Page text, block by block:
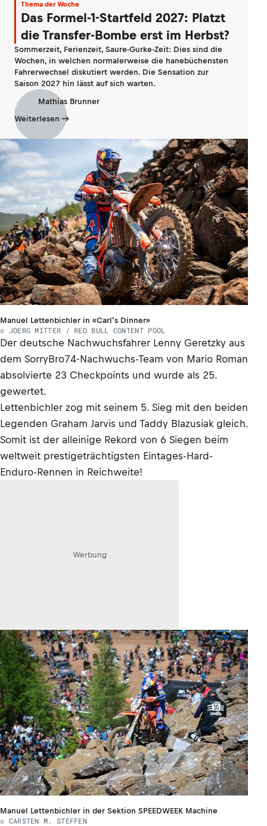
Thema der Woche
Das Formel-1-Startfeld 2027: Platzt
die Transfer-Bombe erst im Herbst?
Sommerzeit, Ferienzeit, Saure-Gurke-Zeit: Dies sind die
Wochen, in welchen normalerweise die hanebüchensten
Fahrerwechsel diskutiert werden. Die Sensation zur
Saison 2027 hin lässt auf sich warten.
Mathias Brunner
Weiterlesen
Manuel Lettenbichler in «Carl’s Dinner»
© JOERG MITTER / RED BULL CONTENT POOL
Der deutsche Nachwuchsfahrer Lenny Geretzky aus
dem SorryBro74-Nachwuchs-Team von Mario Roman
absolvierte 23 Checkpoints und wurde als 25.
gewertet.
Lettenbichler zog mit seinem 5. Sieg mit den beiden
Legenden Graham Jarvis und Taddy Blazusiak gleich.
Somit ist der alleinige Rekord von 6 Siegen beim
weltweit prestigeträchtigsten Eintages-Hard-
Enduro-Rennen in Reichweite!
Werbung
Manuel Lettenbichler in der Sektion SPEEDWEEK Machine
© CARSTEN M. STEFFEN